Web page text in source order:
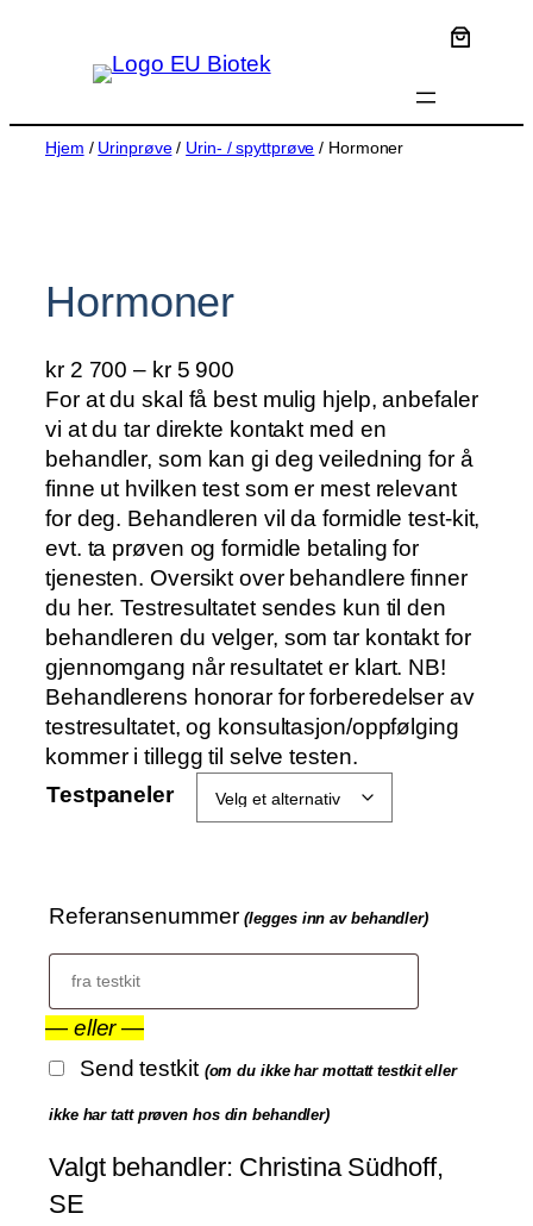
Hjem / Urinprøve/ Urin- / spyttprøve / Hormoner
Hormoner
kr2 700 – kr5 900
r
i
s
o
m
r
å
d
e
:
k
r
5
9
For at du skal få best mulig hjelp, anbefaler
vi at du tar direkte kontakt med en
behandler, som kan gi deg veiledning for å
finne ut hvilken test som er mest relevant
for deg. Behandleren vil da formidle test-kit,
evt. ta prøven og formidle betaling for
tjenesten. Oversikt over behandlere finner
du her. Testresultatet sendes kun til den
behandleren du velger, som tar kontakt for
gjennomgang når resultatet er klart. NB!
Behandlerens honorar for forberedelser av
testresultatet, og konsultasjon/oppfølging
kommer i tillegg til selve testen.
Testpaneler
Referansenummer(legges inn av behandler)
— eller—
Send testkit (om du ikke har mottatt testkit eller
ikke har tatt prøven hos din behandler)
Valgt behandler: Christina Südhoff,
SE